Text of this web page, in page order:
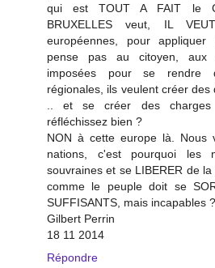
qui est TOUT A FAIT le
BRUXELLES veut, IL
européennes, pour
pense pas au citoyen, aux
imposées pour se rendre
régionales, ils veulent créer
.. et se créer des charges
réfléchissez bien ?
NON à cette europe là. Nous
nations, c'est pourquoi les
souvraines et se LIBERER de la
comme le peuple doit se
SUFFISANTS, mais incapables ?
Gilbert Perrin
18 11 2014
Répondre